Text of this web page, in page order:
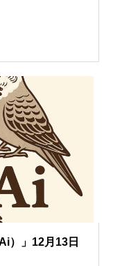
）」12月13日